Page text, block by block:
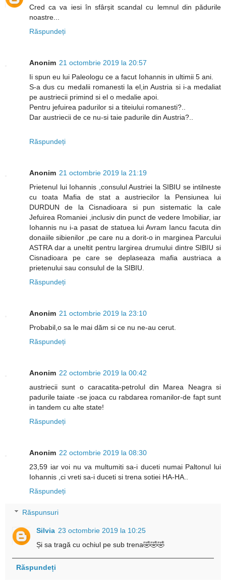
Cred ca va iesi în sfârșit scandal cu lemnul din pădurile
noastre...
Răspundeți
Anonim 21 octombrie 2019 la 20:57
Ii spun eu lui Paleologu ce a facut Iohannis in ultimii 5 ani.
S-a dus cu medalii romanesti la el,in Austria si i-a medaliat
pe austriecii primind si el o medalie apoi.
Pentru jefuirea padurilor si a titeiului romanesti?..
Dar austriecii de ce nu-si taie padurile din Austria?..
Răspundeți
Anonim 21 octombrie 2019 la 21:19
Prietenul lui Iohannis ,consulul Austriei la SIBIU se intilneste
cu toata Mafia de stat a austriecilor la Pensiunea lui
DURDUN de la Cisnadioara si pun sistematic la cale
Jefuirea Romaniei ,inclusiv din punct de vedere Imobiliar, iar
Iohannis nu i-a pasat de statuea lui Avram Iancu facuta din
donaiile sibienilor ,pe care nu a dorit-o in marginea Parcului
ASTRA dar a uneltit pentru largirea drumului dintre SIBIU si
Cisnadioara pe care se deplaseaza mafia austriaca a
prietenului sau consulul de la SIBIU.
Răspundeți
Anonim 21 octombrie 2019 la 23:10
Probabil,o sa le mai dăm si ce nu ne-au cerut.
Răspundeți
Anonim 22 octombrie 2019 la 00:42
austriecii sunt o caracatita-petrolul din Marea Neagra si
padurile taiate -se joaca cu rabdarea romanilor-de fapt sunt
in tandem cu alte state!
Răspundeți
Anonim 22 octombrie 2019 la 08:30
23,59 iar voi nu va multumiti sa-i duceti numai Paltonul lui
Iohannis ,ci vreti sa-i duceti si trena sotiei HA-HA..
Răspundeți
Răspunsuri
Silvia 23 octombrie 2019 la 10:25
Și sa tragă cu ochiul pe sub trena🤣🤣🤣
Răspundeți